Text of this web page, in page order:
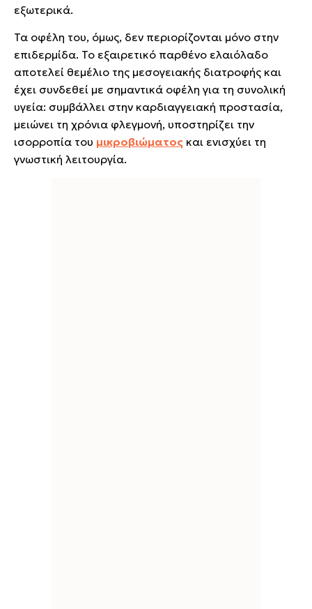
εξωτερικά.
Τα οφέλη του, όμως, δεν περιορίζονται μόνο στην
επιδερμίδα. Το εξαιρετικό παρθένο ελαιόλαδο
αποτελεί θεμέλιο της μεσογειακής διατροφής και
έχει συνδεθεί με σημαντικά οφέλη για τη συνολική
υγεία: συμβάλλει στην καρδιαγγειακή προστασία,
μειώνει τη χρόνια φλεγμονή, υποστηρίζει την
ισορροπία του μικροβιώματος και ενισχύει τη
γνωστική λειτουργία.